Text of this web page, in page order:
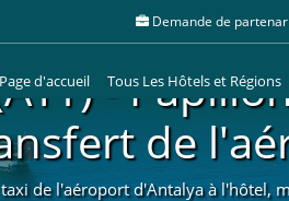
Demande de
Page d'accueil Tous Les Hôtels et Régions
-
de
de l'aéroport d'Antalya à l'hôtel,